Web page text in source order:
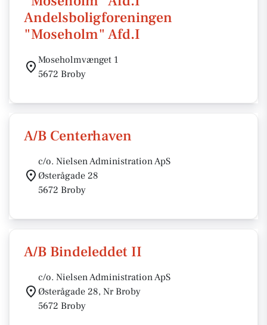
Andelsboligforeningen
"Moseholm" Afd.I
Moseholmvænget 1
5672 Broby
A/B Centerhaven
c/o. Nielsen Administration ApS
Østerågade 28
5672 Broby
A/B Bindeleddet II
c/o. Nielsen Administration ApS
Østerågade 28, Nr Broby
5672 Broby